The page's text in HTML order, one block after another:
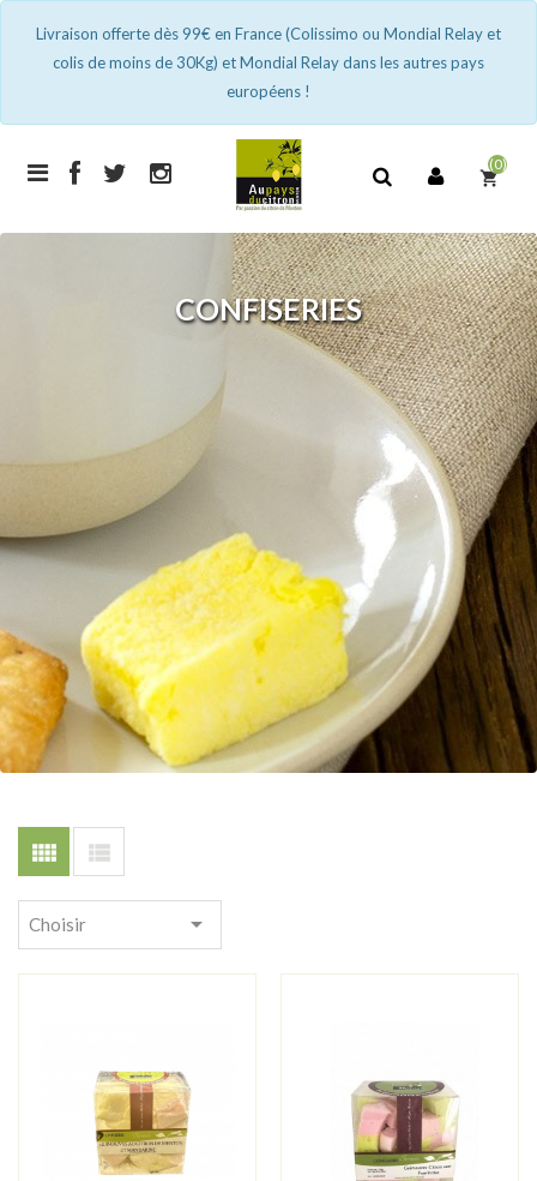
Livraison offerte dès 99€ en France (Colissimo ou Mondial Relay et
colis de moins de 30Kg) et Mondial Relay dans les autres pays
européens !
shopping_cart
(0)
CONFISERIES
 
Choisir 